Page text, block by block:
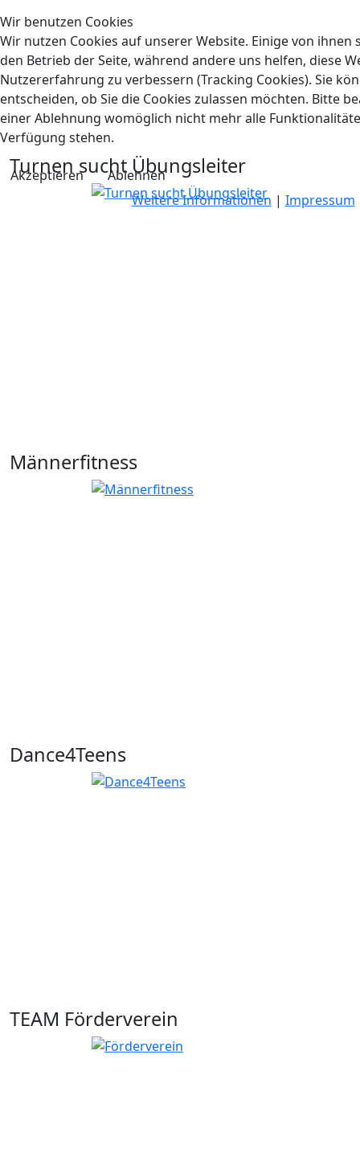
Turnen sucht Übungsleiter
Männerfitness
Dance4Teens
TEAM Förderverein
Wir benutzen Cookies
Wir nutzen Cookies auf unserer Website. Einige von ihnen
den Betrieb der Seite, während andere uns helfen, diese
Nutzererfahrung zu verbessern (Tracking Cookies). Sie
entscheiden, ob Sie die Cookies zulassen möchten. Bitte
einer Ablehnung womöglich nicht mehr alle
Verfügung stehen.
Akzeptieren
Ablehnen
Weitere Informationen | Impressum